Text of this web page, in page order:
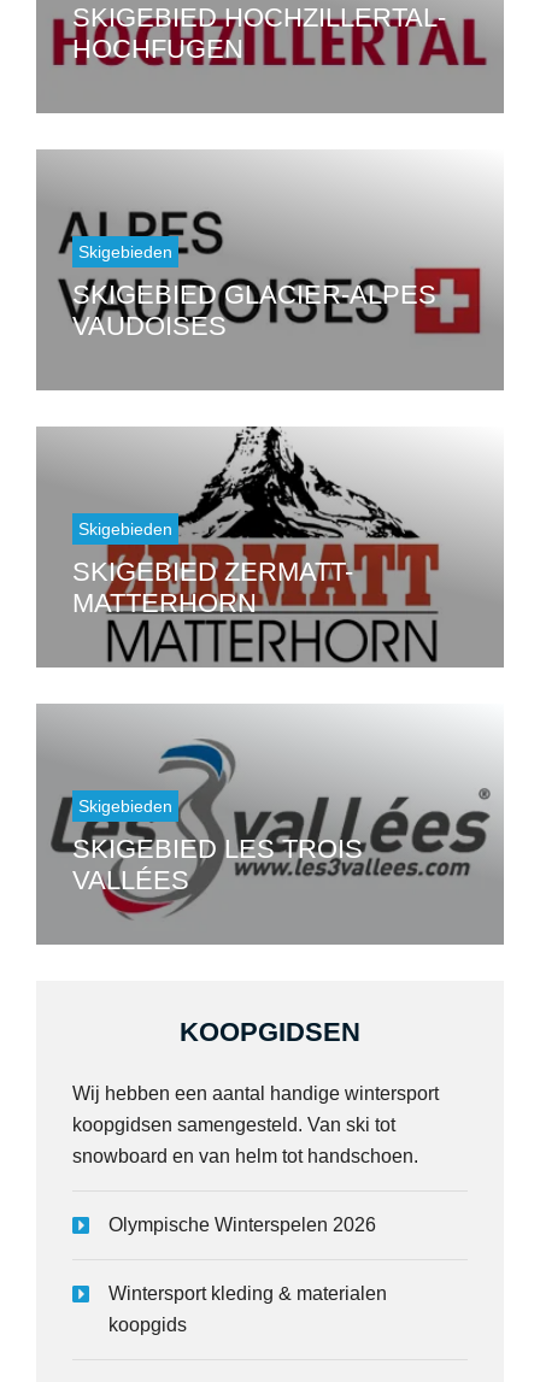
SKIGEBIED HOCHZILLERTAL-
HOCHFUGEN
Skigebieden
SKIGEBIED GLACIER-ALPES
VAUDOISES
Skigebieden
SKIGEBIED ZERMATT-
MATTERHORN
Skigebieden
SKIGEBIED LES TROIS
VALLÉES
KOOPGIDSEN
Wij hebben een aantal handige wintersport
koopgidsen samengesteld. Van ski tot
snowboard en van helm tot handschoen.
Olympische Winterspelen 2026
Wintersport kleding & materialen
koopgids